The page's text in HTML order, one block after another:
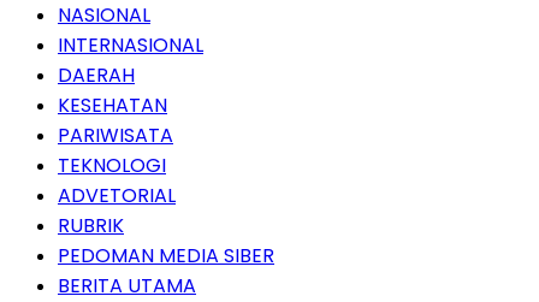
NASIONAL
INTERNASIONAL
DAERAH
KESEHATAN
PARIWISATA
TEKNOLOGI
ADVETORIAL
RUBRIK
PEDOMAN MEDIA SIBER
BERITA UTAMA